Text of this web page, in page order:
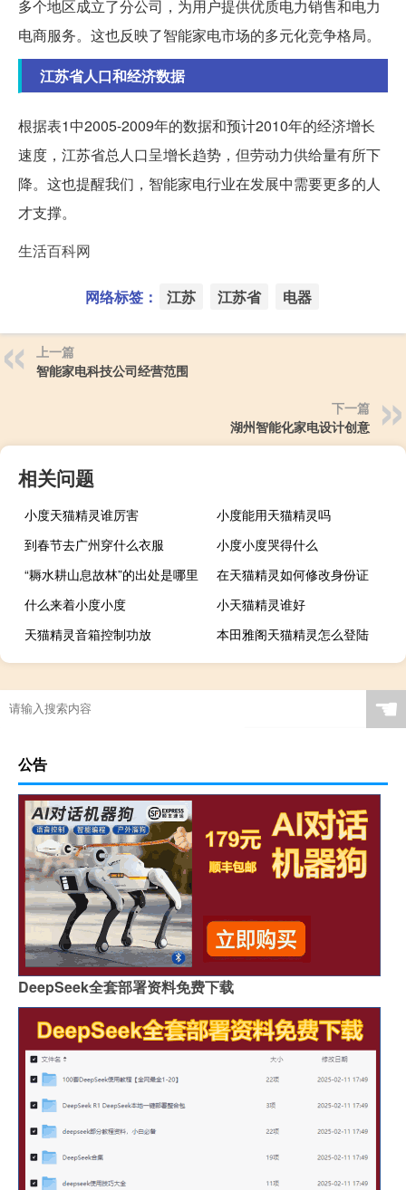
多个地区成立了分公司，为用户提供优质电力销售和电力
电商服务。这也反映了智能家电市场的多元化竞争格局。
江苏省人口和经济数据
根据表1中2005-2009年的数据和预计2010年的经济增长
速度，江苏省总人口呈增长趋势，但劳动力供给量有所下
降。这也提醒我们，智能家电行业在发展中需要更多的人
才支撑。
生活百科网
网络标签： 江苏 江苏省 电器
上一篇
智能家电科技公司经营范围
下一篇
湖州智能化家电设计创意
相关问题
小度天猫精灵谁厉害
小度能用天猫精灵吗
到春节去广州穿什么衣服
小度小度哭得什么
“耨水耕山息故林”的出处是哪里
在天猫精灵如何修改身份证
什么来着小度小度
小天猫精灵谁好
天猫精灵音箱控制功放
本田雅阁天猫精灵怎么登陆
☚
公告
DeepSeek全套部署资料免费下载